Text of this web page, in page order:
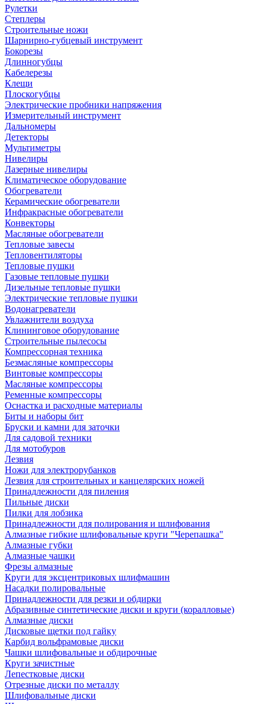
Рулетки
Степлеры
Строительные ножи
Шарнирно-губцевый инструмент
Бокорезы
Длинногубцы
Кабелерезы
Клещи
Плоскогубцы
Электрические пробники напряжения
Измерительный инструмент
Дальномеры
Детекторы
Мультиметры
Нивелиры
Лазерные нивелиры
Климатическое оборудование
Обогреватели
Керамические обогреватели
Инфракрасные обогреватели
Конвекторы
Масляные обогреватели
Тепловые завесы
Тепловентиляторы
Тепловые пушки
Газовые тепловые пушки
Дизельные тепловые пушки
Электрические тепловые пушки
Водонагреватели
Увлажнители воздуха
Клининговое оборудование
Строительные пылесосы
Компрессорная техника
Безмасляные компрессоры
Винтовые компрессоры
Масляные компрессоры
Ременные компрессоры
Оснастка и расходные материалы
Биты и наборы бит
Бруски и камни для заточки
Для садовой техники
Для мотобуров
Лезвия
Ножи для электрорубанков
Лезвия для строительных и канцелярских ножей
Принадлежности для пиления
Пильные диски
Пилки для лобзика
Принадлежности для полирования и шлифования
Алмазные гибкие шлифовальные круги "Черепашка"
Алмазные губки
Алмазные чашки
Фрезы алмазные
Круги для эксцентриковых шлифмашин
Насадки полировальные
Принадлежности для резки и обдирки
Абразивные синтетические диски и круги (коралловые)
Алмазные диски
Дисковые щетки под гайку
Карбид вольфрамовые диски
Чашки шлифовальные и обдирочные
Круги зачистные
Лепестковые диски
Отрезные диски по металлу
Шлифовальные диски